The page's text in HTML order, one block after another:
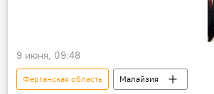
9 июня, 09:48
Ферганская область
Малайзия